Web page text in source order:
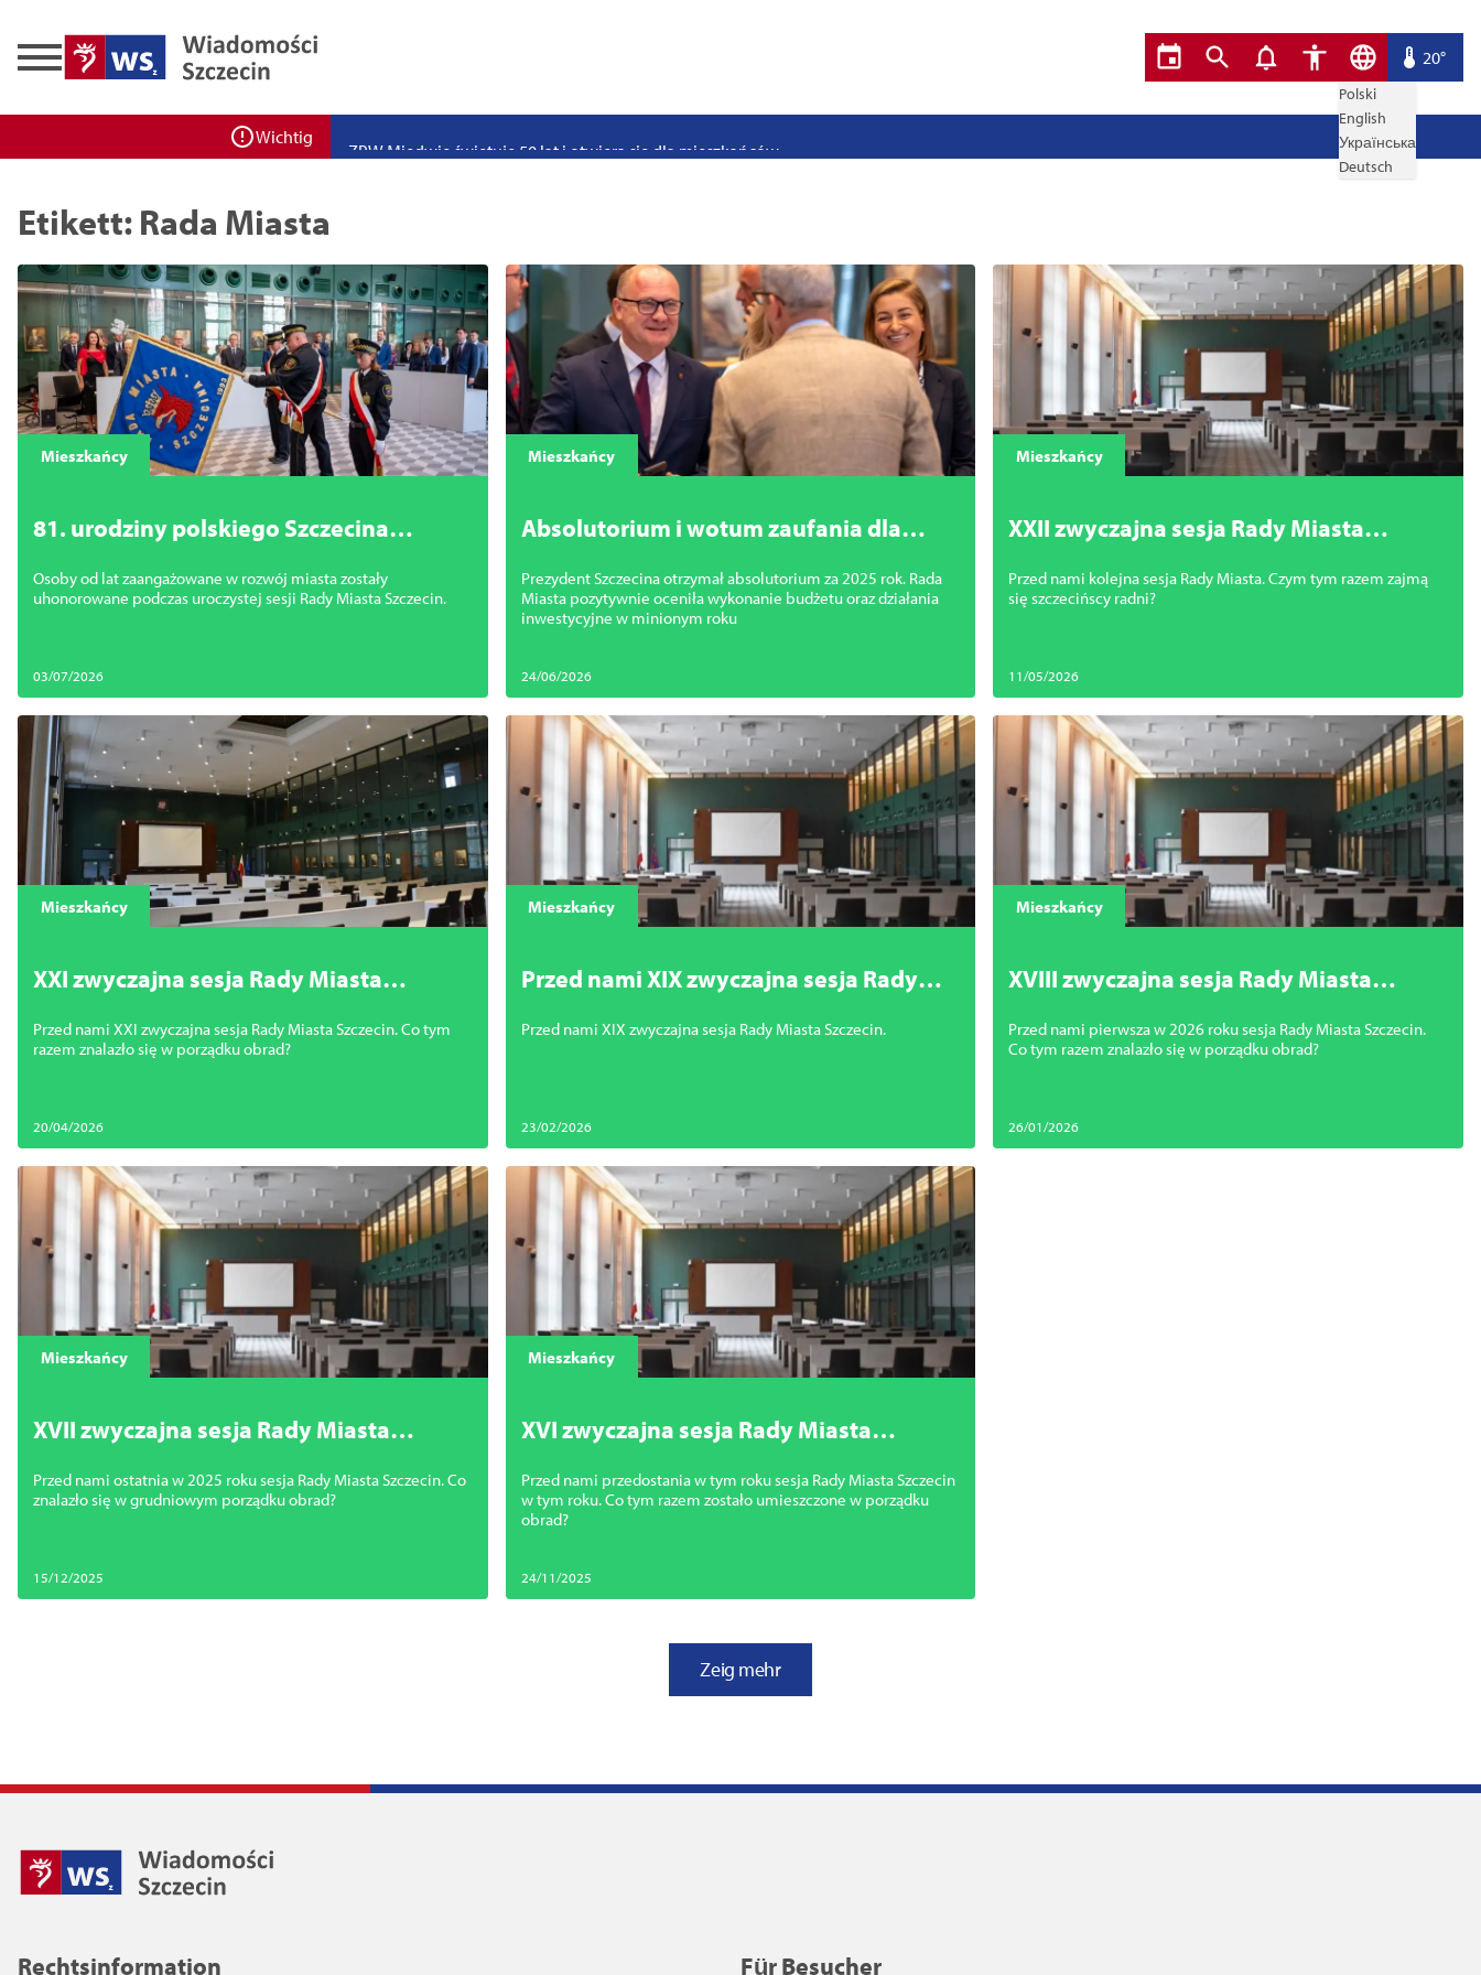
Polski
English
Українська
Deutsch
20°
Wichtig
Nowa stacja BikeS już działa. Rowery miejskie dostępne przy Pętli Ludowej
Etikett: Rada Miasta
Mieszkańcy
81. urodziny polskiego Szczecina
wyróżnienia
Osoby od lat zaangażowane w rozwój miasta zostały
uhonorowane podczas uroczystej sesji Rady Miasta Szczecin.
03/07/2026
Mieszkańcy
Absolutorium i wotum zaufania dla
Prezydent Szczecina otrzymał absolutorium za 2025 rok. Rada
Miasta pozytywnie oceniła wykonanie budżetu oraz działania
inwestycyjne w minionym roku
24/06/2026
Mieszkańcy
XXII zwyczajna sesja Rady Miasta
Przed nami kolejna sesja Rady Miasta. Czym tym razem zajmą
się szczecińscy radni?
11/05/2026
Mieszkańcy
XXI zwyczajna sesja Rady Miasta
Przed nami XXI zwyczajna sesja Rady Miasta Szczecin. Co tym
razem znalazło się w porządku obrad?
20/04/2026
Mieszkańcy
Przed nami XIX zwyczajna sesja Rady
Przed nami XIX zwyczajna sesja Rady Miasta Szczecin.
23/02/2026
Mieszkańcy
XVIII zwyczajna sesja Rady Miasta
Przed nami pierwsza w 2026 roku sesja Rady Miasta Szczecin.
Co tym razem znalazło się w porządku obrad?
26/01/2026
Mieszkańcy
XVII zwyczajna sesja Rady Miasta
Przed nami ostatnia w 2025 roku sesja Rady Miasta Szczecin. Co
znalazło się w grudniowym porządku obrad?
15/12/2025
Mieszkańcy
XVI zwyczajna sesja Rady Miasta
Przed nami przedostania w tym roku sesja Rady Miasta Szczecin
w tym roku. Co tym razem zostało umieszczone w porządku
obrad?
24/11/2025
Zeig mehr
Rechtsinformation Für Besucher